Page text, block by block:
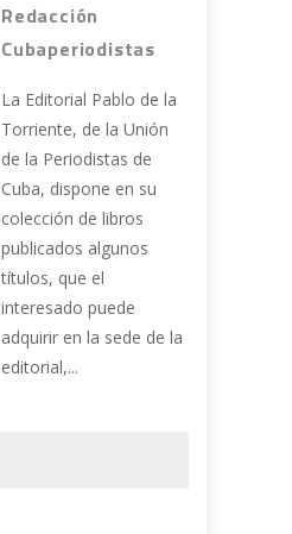
Redacción
Cubaperiodistas
La Editorial Pablo de la
Torriente, de la Unión
de la Periodistas de
Cuba, dispone en su
colección de libros
publicados algunos
títulos, que el
interesado puede
adquirir en la sede de la
editorial,...